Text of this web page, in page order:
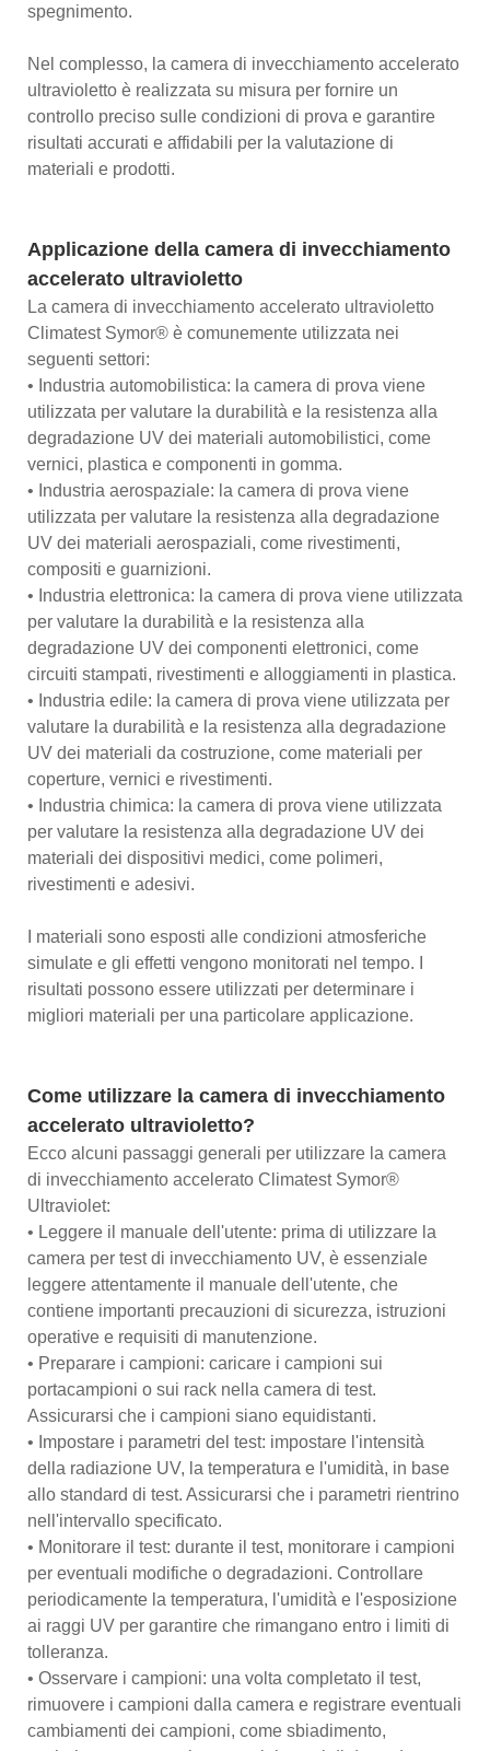
spegnimento.
Nel complesso, la camera di invecchiamento accelerato
ultravioletto è realizzata su misura per fornire un
controllo preciso sulle condizioni di prova e garantire
risultati accurati e affidabili per la valutazione di
materiali e prodotti.
Applicazione della camera di invecchiamento
accelerato ultravioletto
La camera di invecchiamento accelerato ultravioletto
Climatest Symor® è comunemente utilizzata nei
seguenti settori:
• Industria automobilistica: la camera di prova viene
utilizzata per valutare la durabilità e la resistenza alla
degradazione UV dei materiali automobilistici, come
vernici, plastica e componenti in gomma.
• Industria aerospaziale: la camera di prova viene
utilizzata per valutare la resistenza alla degradazione
UV dei materiali aerospaziali, come rivestimenti,
compositi e guarnizioni.
• Industria elettronica: la camera di prova viene utilizzata
per valutare la durabilità e la resistenza alla
degradazione UV dei componenti elettronici, come
circuiti stampati, rivestimenti e alloggiamenti in plastica.
• Industria edile: la camera di prova viene utilizzata per
valutare la durabilità e la resistenza alla degradazione
UV dei materiali da costruzione, come materiali per
coperture, vernici e rivestimenti.
• Industria chimica: la camera di prova viene utilizzata
per valutare la resistenza alla degradazione UV dei
materiali dei dispositivi medici, come polimeri,
rivestimenti e adesivi.
I materiali sono esposti alle condizioni atmosferiche
simulate e gli effetti vengono monitorati nel tempo. I
risultati possono essere utilizzati per determinare i
migliori materiali per una particolare applicazione.
Come utilizzare la camera di invecchiamento
accelerato ultravioletto?
Ecco alcuni passaggi generali per utilizzare la camera
di invecchiamento accelerato Climatest Symor®
Ultraviolet:
• Leggere il manuale dell'utente: prima di utilizzare la
camera per test di invecchiamento UV, è essenziale
leggere attentamente il manuale dell'utente, che
contiene importanti precauzioni di sicurezza, istruzioni
operative e requisiti di manutenzione.
• Preparare i campioni: caricare i campioni sui
portacampioni o sui rack nella camera di test.
Assicurarsi che i campioni siano equidistanti.
• Impostare i parametri del test: impostare l'intensità
della radiazione UV, la temperatura e l'umidità, in base
allo standard di test. Assicurarsi che i parametri rientrino
nell'intervallo specificato.
• Monitorare il test: durante il test, monitorare i campioni
per eventuali modifiche o degradazioni. Controllare
periodicamente la temperatura, l'umidità e l'esposizione
ai raggi UV per garantire che rimangano entro i limiti di
tolleranza.
• Osservare i campioni: una volta completato il test,
rimuovere i campioni dalla camera e registrare eventuali
cambiamenti dei campioni, come sbiadimento,